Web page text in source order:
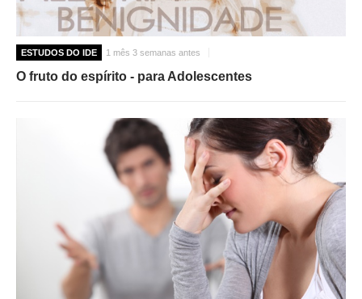
ESTUDOS DO IDE 1 mês 3 semanas antes
O fruto do espírito - para Adolescentes